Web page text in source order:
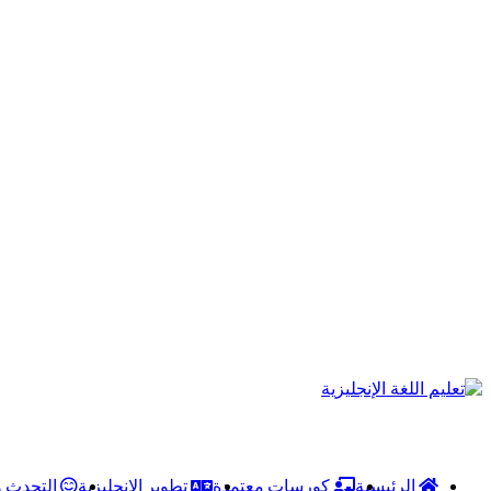
الرئيسية كورسات معتمدة تطوير الإنجليزية